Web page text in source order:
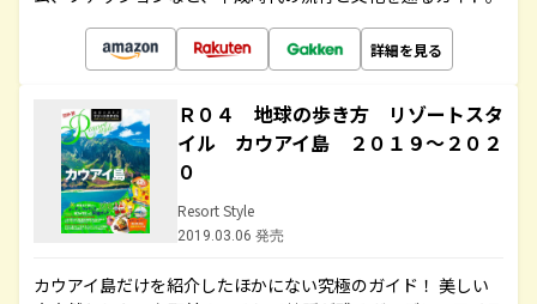
詳細を見る
Ｒ０４ 地球の歩き方 リゾートスタ
イル カウアイ島 ２０１９～２０２
０
Resort Style
2019.03.06 発売
カウアイ島だけを紹介したほかにない究極のガイド！ 美しい